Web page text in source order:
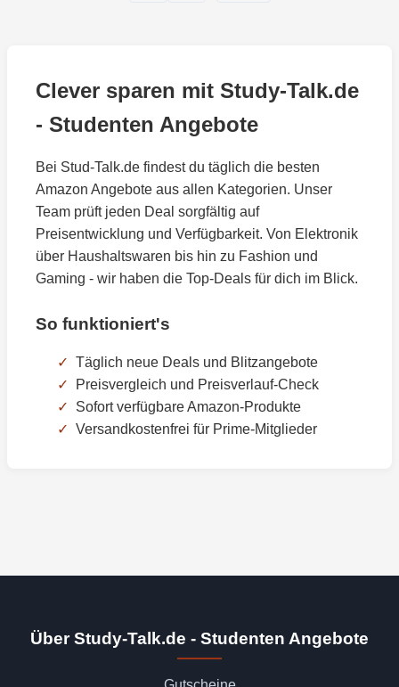
Clever sparen mit Study-Talk.de
- Studenten Angebote
Bei Stud-Talk.de findest du täglich die besten
Amazon Angebote aus allen Kategorien. Unser
Team prüft jeden Deal sorgfältig auf
Preisentwicklung und Verfügbarkeit. Von Elektronik
über Haushaltswaren bis hin zu Fashion und
Gaming - wir haben die Top-Deals für dich im Blick.
So funktioniert's
Täglich neue Deals und Blitzangebote
Preisvergleich und Preisverlauf-Check
Sofort verfügbare Amazon-Produkte
Versandkostenfrei für Prime-Mitglieder
Über Study-Talk.de - Studenten Angebote